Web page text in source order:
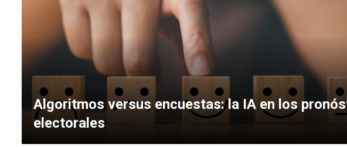
Algoritmos versus encuestas: la IA en los
electorales